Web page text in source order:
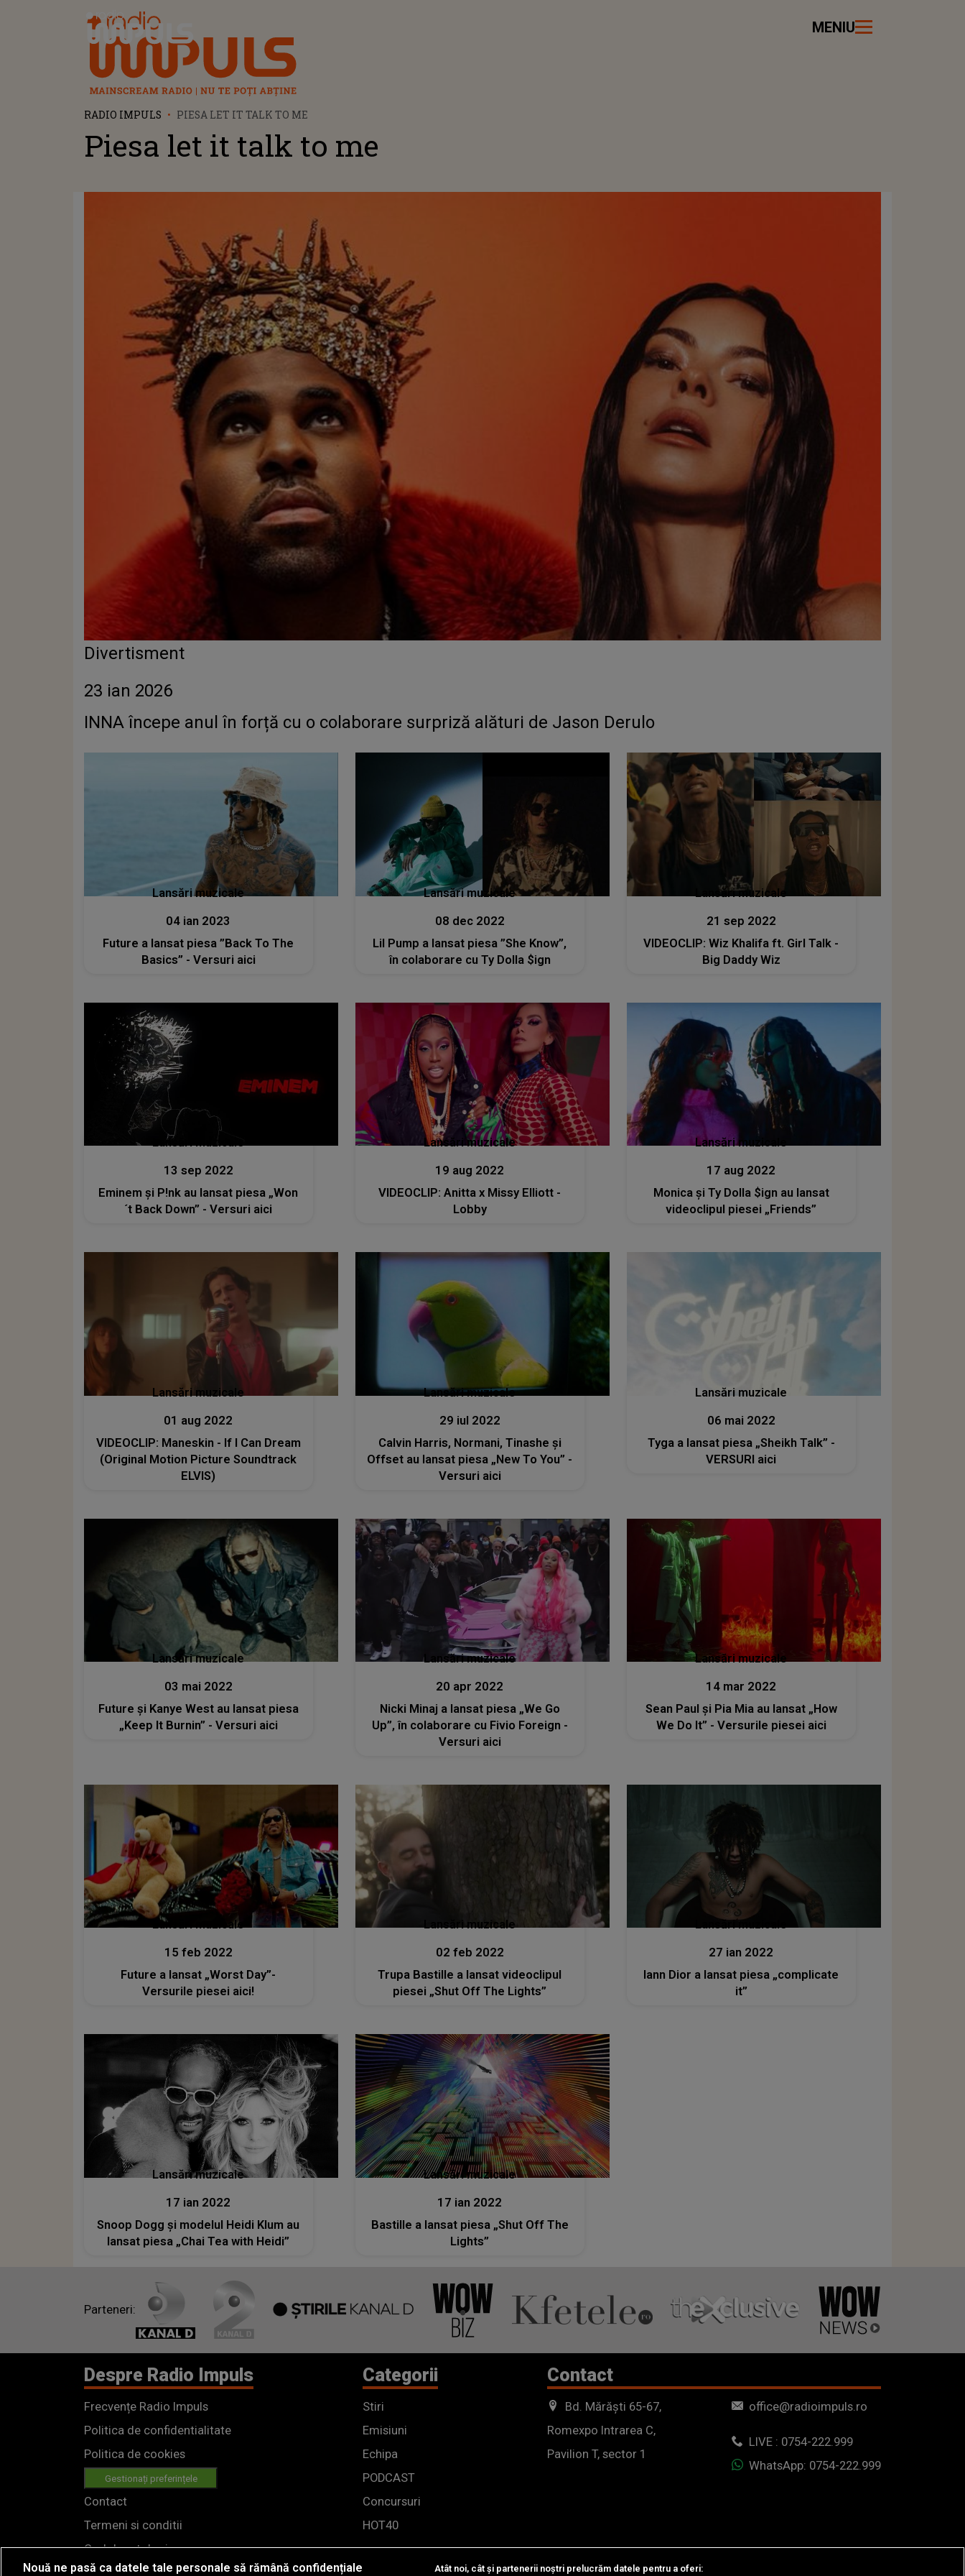
Radio Impuls MENIU
RADIO IMPULS PIESA LET IT TALK TO ME
Piesa let it talk to me
Divertisment
23 ian 2026
INNA începe anul în forță cu o colaborare surpriză alături de Jason Derulo
Lansări muzicale
04 ian 2023
Future a lansat piesa ”Back To The
Basics” - Versuri aici
Lansări muzicale
08 dec 2022
Lil Pump a lansat piesa ”She Know”,
în colaborare cu Ty Dolla $ign
Lansări muzicale
21 sep 2022
VIDEOCLIP: Wiz Khalifa ft. Girl Talk -
Big Daddy Wiz
Lansări muzicale
13 sep 2022
Eminem și P!nk au lansat piesa „Won
´t Back Down” - Versuri aici
Lansări muzicale
19 aug 2022
VIDEOCLIP: Anitta x Missy Elliott -
Lobby
Lansări muzicale
17 aug 2022
Monica și Ty Dolla $ign au lansat
videoclipul piesei „Friends”
Lansări muzicale
01 aug 2022
VIDEOCLIP: Maneskin - If I Can Dream
(Original Motion Picture Soundtrack
ELVIS)
Lansări muzicale
29 iul 2022
Calvin Harris, Normani, Tinashe și
Offset au lansat piesa „New To You” -
Versuri aici
Lansări muzicale
06 mai 2022
Tyga a lansat piesa „Sheikh Talk” -
VERSURI aici
Lansări muzicale
03 mai 2022
Future și Kanye West au lansat piesa
„Keep It Burnin” - Versuri aici
Lansări muzicale
20 apr 2022
Nicki Minaj a lansat piesa „We Go
Up”, în colaborare cu Fivio Foreign -
Versuri aici
Lansări muzicale
14 mar 2022
Sean Paul și Pia Mia au lansat „How
We Do It” - Versurile piesei aici
Lansări muzicale
15 feb 2022
Future a lansat „Worst Day”-
Versurile piesei aici!
Lansări muzicale
02 feb 2022
Trupa Bastille a lansat videoclipul
piesei „Shut Off The Lights”
Lansări muzicale
27 ian 2022
Iann Dior a lansat piesa „complicate
it”
Lansări muzicale
17 ian 2022
Snoop Dogg şi modelul Heidi Klum au
lansat piesa „Chai Tea with Heidi”
Lansări muzicale
17 ian 2022
Bastille a lansat piesa „Shut Off The
Lights”
Parteneri:
Despre Radio Impuls
Frecvențe Radio Impuls
Politica de confidentialitate
Politica de cookies
Gestionați preferințele
Contact
Termeni si conditii
Cod deontologic
Regulamente
Categorii
Stiri
Emisiuni
Echipa
PODCAST
Concursuri
HOT40
Contact
Bd. Mărăști 65-67,
Romexpo Intrarea C,
Pavilion T, sector 1
office@radioimpuls.ro
LIVE : 0754-222.999
WhatsApp: 0754-222.999
Nouă ne pasă ca datele tale personale să rămână confidențiale Atât noi, cât și partenerii noștri prelucrăm datele pentru a oferi: